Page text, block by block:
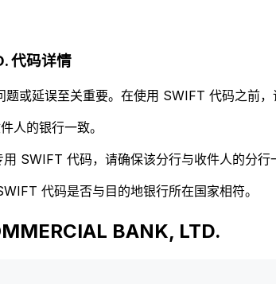
代码详情
或延误至关重要。在使用 SWIFT 代码之前，
人的银行一致。
SWIFT 代码，请确保该分行与收件人的分行
代码是否与目的地银行所在国家相符。
BANK, LTD.